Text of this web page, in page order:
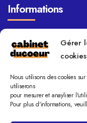
Gérer
cookies
Nous utilisons des cookies
utiliserons
pour mesurer et anayliser
Pour plus d'informations,
Informations
Blog
Mentions légales
Politique de cookies